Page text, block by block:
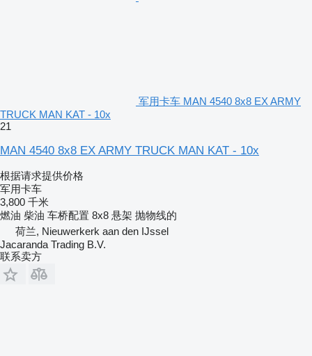
军用卡车 MAN 4540 8x8 EX ARMY
TRUCK MAN KAT - 10x
21
MAN 4540 8x8 EX ARMY TRUCK MAN KAT - 10x
根据请求提供价格
军用卡车
3,800 千米
燃油 柴油 车桥配置 8x8 悬架 抛物线的
荷兰, Nieuwerkerk aan den IJssel
Jacaranda Trading B.V.
联系卖方